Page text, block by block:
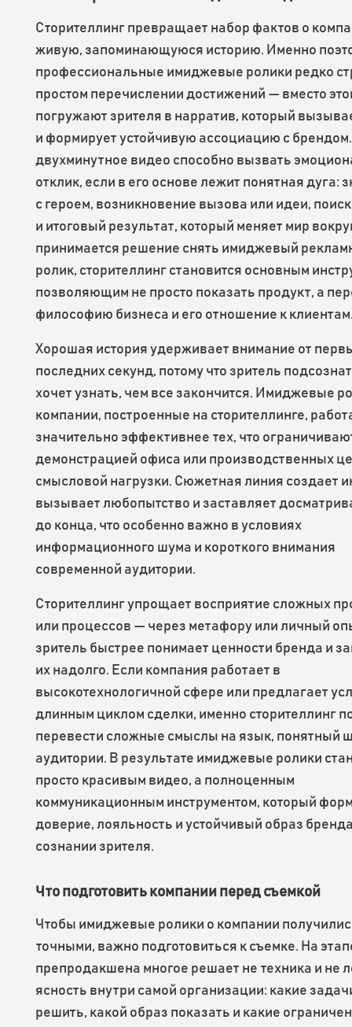
Сторителлинг превращает набор фактов о
живую, запоминающуюся историю. Именно
профессиональные имиджевые ролики редко
простом перечислении достижений — вместо
погружают зрителя в нарратив, который
и формирует устойчивую ассоциацию с
двухминутное видео способно вызвать
отклик, если в его основе лежит понятная дуга:
с героем, возникновение вызова или идеи,
и итоговый результат, который меняет мир
принимается решение снять имиджевый
ролик, сторителлинг становится основным
позволяющим не просто показать продукт, а
философию бизнеса и его отношение к
Хорошая история удерживает внимание от
последних секунд, потому что зритель
хочет узнать, чем все закончится. Имиджевые
компании, построенные на сторителлинге,
значительно эффективнее тех, что
демонстрацией офиса или производственных
смысловой нагрузки. Сюжетная линия создает
вызывает любопытство и заставляет
до конца, что особенно важно в условиях
информационного шума и короткого внимания
современной аудитории.
Сторителлинг упрощает восприятие сложных
или процессов — через метафору или личный
зритель быстрее понимает ценности бренда и
их надолго. Если компания работает в
высокотехнологичной сфере или предлагает
длинным циклом сделки, именно сторителлинг
перевести сложные смыслы на язык, понятный
аудитории. В результате имиджевые ролики
просто красивым видео, а полноценным
коммуникационным инструментом, который
доверие, лояльность и устойчивый образ
сознании зрителя.
Что подготовить компании перед съемкой
Чтобы имиджевые ролики о компании
точными, важно подготовиться к съемке. На
препродакшена многое решает не техника и не
ясность внутри самой организации: какие
решить, какой образ показать и какие